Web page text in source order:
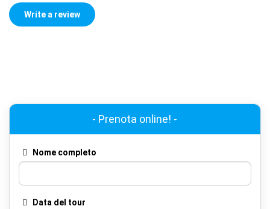
- Prenota online! -
Nome completo
Data del tour